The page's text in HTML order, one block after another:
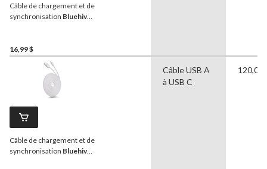
Câble de chargement et de
synchronisation Bluehive
Android, noir, 10 pi
16,99 $
Câble de chargement et de
synchronisation Bluehive
Câble USB A
à USB C
120,00